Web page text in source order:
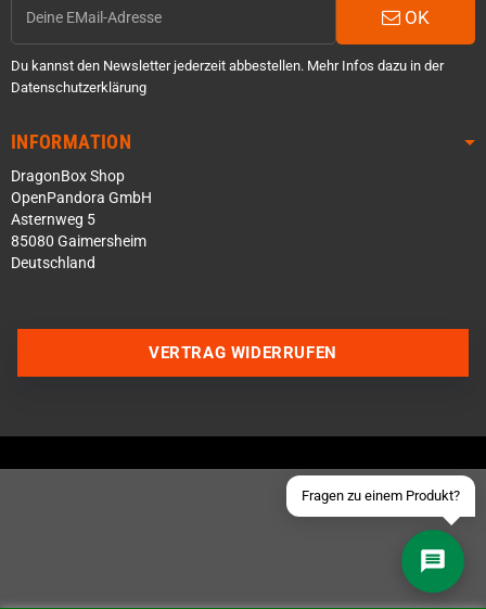
OK
Du kannst den Newsletter jederzeit abbestellen. Mehr Infos dazu in der
Datenschutzerklärung
INFORMATION
DragonBox Shop
OpenPandora GmbH
Asternweg 5
85080 Gaimersheim
Deutschland
Fragen zu einem Produkt?
Schick uns eine eMail
VERTRAG WIDERRUFEN